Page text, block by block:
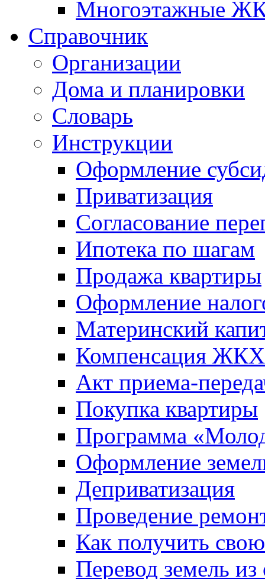
Многоэтажные
Справочник
Организации
Дома и планировки
Словарь
Инструкции
Оформление
Приватизация
Согласование
Ипотека по шагам
Продажа квартиры
Оформление
Материнский
Компенсация ЖКХ
Акт приема-
Покупка квартиры
Программа
Оформление
Деприватизация
Проведение
Как получить
Перевод земель